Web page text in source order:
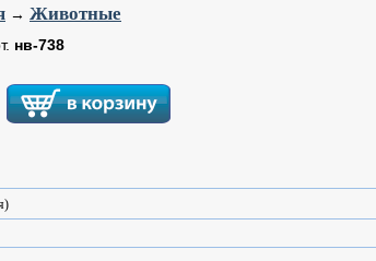
→ Животные
нв-738